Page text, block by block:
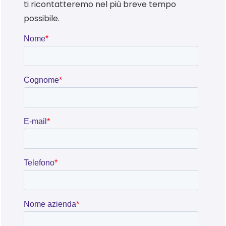
ti ricontatteremo nel più breve tempo
possibile.